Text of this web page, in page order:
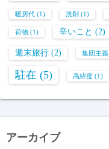
暖房代 (1) 洗剤 (1)
荷物 (1) 辛いこと (2)
週末旅行 (2) 集団主義
駐在 (5) 高緯度 (1)
アーカイブ